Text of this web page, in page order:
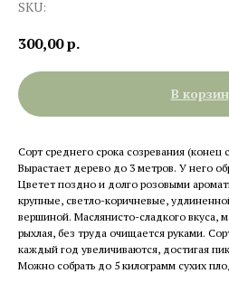
SKU:
300,00р.
В
Сорт среднего срока созревания (конец
Вырастает дерево до 3 метров. У него
Цветет поздно и долго розовыми
крупные, светло-коричневые,
вершиной. Маслянисто-сладкого вкуса,
рыхлая, без труда очищается руками.
каждый год увеличиваются, достигая
Можно собрать до 5 килограмм сухих